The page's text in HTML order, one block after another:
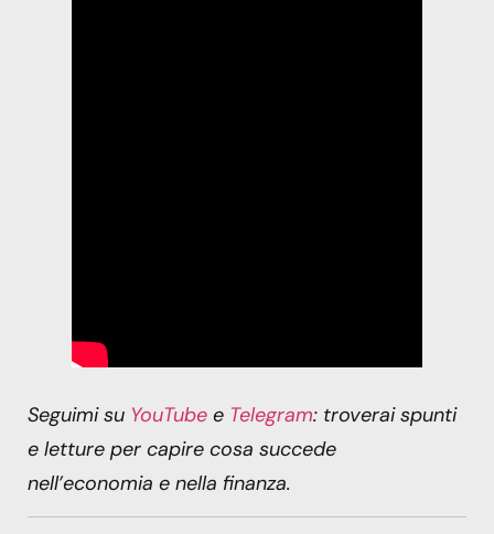
Seguimi su YouTube e Telegram: troverai spunti
e letture per capire cosa succede
nell’economia e nella finanza.